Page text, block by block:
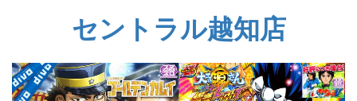
セントラル越知店